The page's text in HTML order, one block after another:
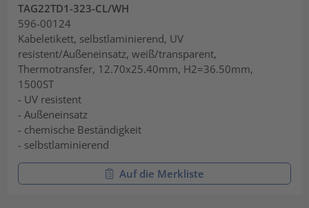
TAG22TD1-323-CL/WH
596-00124
Kabeletikett, selbstlaminierend, UV
resistent/Außeneinsatz, weiß/transparent,
Thermotransfer, 12.70x25.40mm, H2=36.50mm,
1500ST
- UV resistent
- Außeneinsatz
- chemische Beständigkeit
- selbstlaminierend
Auf die Merkliste